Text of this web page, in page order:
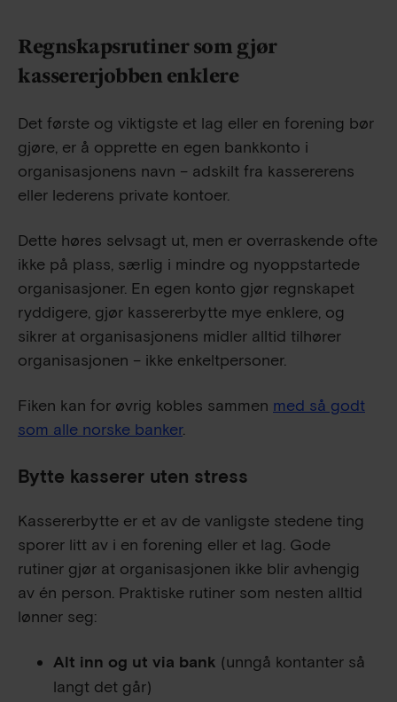
Regnskapsrutiner som gjør
kassererjobben enklere
Det første og viktigste et lag eller en forening bør
gjøre, er å opprette en egen bankkonto i
organisasjonens navn – adskilt fra kassererens
eller lederens private kontoer.
Dette høres selvsagt ut, men er overraskende ofte
ikke på plass, særlig i mindre og nyoppstartede
organisasjoner. En egen konto gjør regnskapet
ryddigere, gjør kassererbytte mye enklere, og
sikrer at organisasjonens midler alltid tilhører
organisasjonen – ikke enkeltpersoner.
Fiken kan for øvrig kobles sammen med så godt
som alle norske banker.
Bytte kasserer uten stress
Kassererbytte er et av de vanligste stedene ting
sporer litt av i en forening eller et lag. Gode
rutiner gjør at organisasjonen ikke blir avhengig
av én person. Praktiske rutiner som nesten alltid
lønner seg:
Alt inn og ut via bank (unngå kontanter så
langt det går)